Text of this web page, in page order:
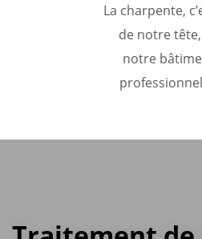
La charpente,
de notre
notre